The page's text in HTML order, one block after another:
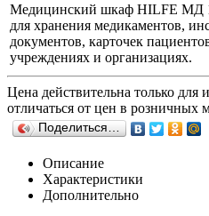
Медицинский шкаф HILFE МД 1
для хранения медикаментов,
документов, карточек
учреждениях и организациях.
Цена действительна только для
отличаться от цен в розничных
Поделиться…
Описание
Характеристики
Дополнительно